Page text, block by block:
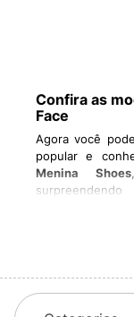
Confira as
Face
Agora você
popular e
Menina Shoes
o compromisso
uma proposta
The North Face
calçados e